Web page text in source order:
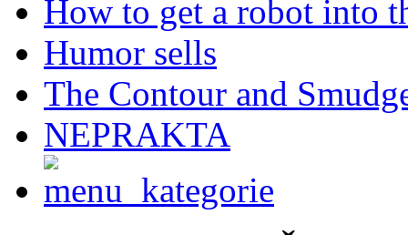
How to get a robot into
Humor sells
The Contour and
NEPRAKTA